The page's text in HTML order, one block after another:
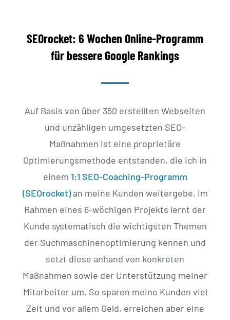
SEOrocket: 6 Wochen Online-Programm
für bessere Google Rankings
Auf Basis von über 350 erstellten Webseiten
und unzähligen umgesetzten SEO-
Maßnahmen ist eine proprietäre
Optimierungsmethode entstanden, die ich in
einem 1:1 SEO-Coaching-Programm
(SEOrocket)an meine Kunden weitergebe. Im
Rahmen eines 6-wöchigen Projekts lernt der
Kunde systematisch die wichtigsten Themen
der Suchmaschinenoptimierung kennen und
setzt diese anhand von konkreten
Maßnahmen sowie der Unterstützung meiner
Mitarbeiter um. So sparen meine Kunden viel
Zeit und vor allem Geld, erreichen aber eine